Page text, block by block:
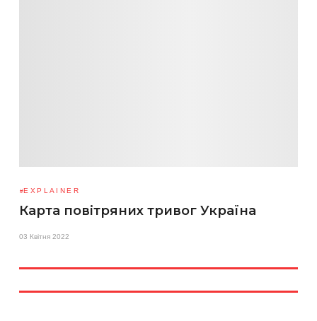
EXPLAINER
Карта повітряних тривог Україна
03 Квітня 2022